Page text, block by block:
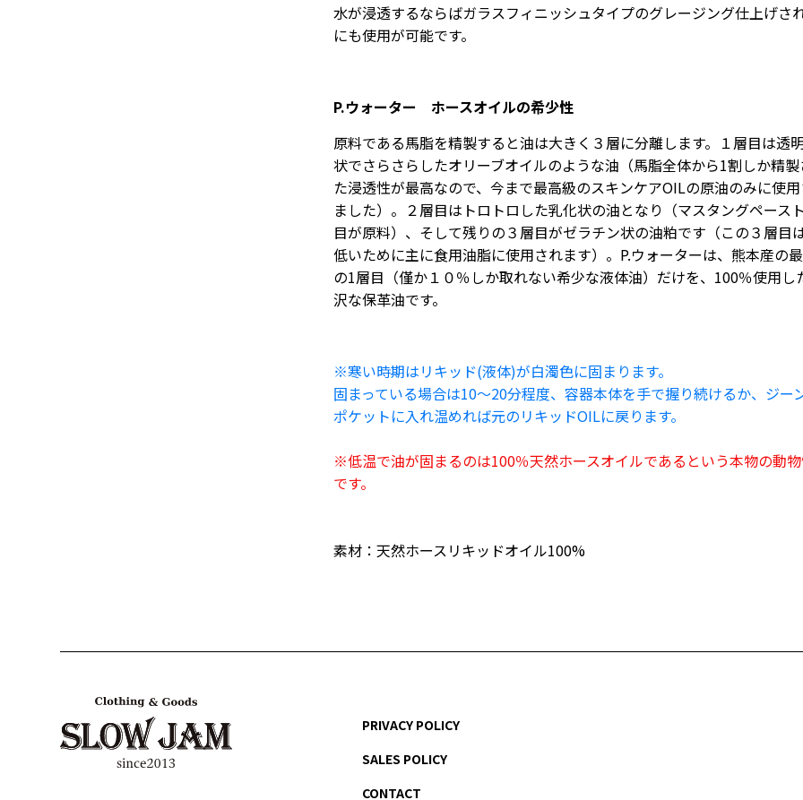
水が浸透するならばガラスフィニッシュタイプのグレージング仕上げさ
にも使用が可能です。
P.ウォーター ホースオイルの希少性
原料である馬脂を精製すると油は大きく３層に分離します。１層目は透
状でさらさらしたオリーブオイルのような油（馬脂全体から1割しか精製
た浸透性が最高なので、今まで最高級のスキンケアOILの原油のみに使
ました）。２層目はトロトロした乳化状の油となり（マスタングペース
目が原料）、そして残りの３層目がゼラチン状の油粕です（この３層目
低いために主に食用油脂に使用されます）。P.ウォーターは、熊本産の
の1層目（僅か１０％しか取れない希少な液体油）だけを、100％使用し
沢な保革油です。
※寒い時期はリキッド(液体)が白濁色に固まります。
固まっている場合は10～20分程度、容器本体を手で握り続けるか、ジー
ポケットに入れ温めれば元のリキッドOILに戻ります。
※低温で油が固まるのは100％天然ホースオイルであるという本物の動
です。
素材：天然ホースリキッドオイル100%
PRIVACY POLICY
SALES POLICY
CONTACT